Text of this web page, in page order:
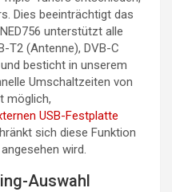
Dies beeinträchtigt das
unterstützt alle
T2 (Antenne), DVB-C
besticht in unserem
Umschaltzeiten von
möglich,
USB-Festplatte
sich diese Funktion
wird.
Auswahl